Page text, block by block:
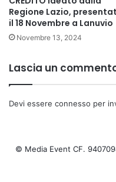
Regione Lazio,
il 18 Novembre a Lanuvio
Novembre 13, 2024
Lascia un
Devi essere connesso per
© Media Event CF.